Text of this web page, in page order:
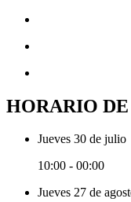
HORARIO
Jueves 30 de julio
10:00 - 00:00
Jueves 27 de